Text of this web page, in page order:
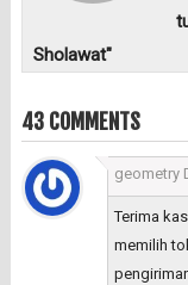
Sholawat"
43 COMMENTS
geometry
Terima
memilih